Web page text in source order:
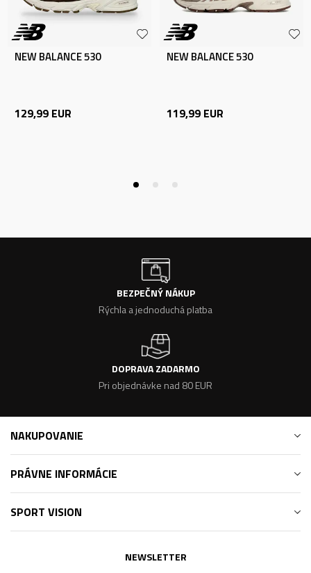
NEW BALANCE 530
129,99 EUR
NEW BALANCE 530
119,99 EUR
BEZPEČNÝ NÁKUP
Rýchla a jednoduchá platba
DOPRAVA ZADARMO
Pri objednávke nad 80 EUR
NAKUPOVANIE
PRÁVNE INFORMÁCIE
SPORT VISION
NEWSLETTER